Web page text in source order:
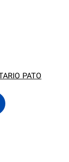
PATO